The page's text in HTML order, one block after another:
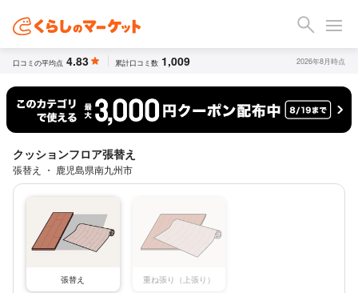
口コミの平均点 4.83 累計口コミ数 1,009 2026年8月時点
クッションフロア張替え
張替え ・ 鹿児島県南九州市
張替え 重ね張り（上張り）